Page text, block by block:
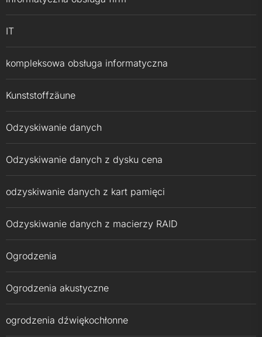
IT
kompleksowa obsługa informatyczna
Kunststoffzäune
Odzyskiwanie danych
Odzyskiwanie danych z dysku cena
odzyskiwanie danych z kart pamięci
Odzyskiwanie danych z macierzy RAID
Ogrodzenia
Ogrodzenia akustyczne
ogrodzenia dźwiękochłonne